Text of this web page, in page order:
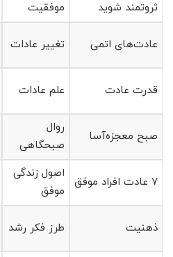
ثروتمند شوید
موفقیت
عادت‌های اتمی تغییر عادات
قدرت عادت علم عادات
صبح معجزه‌آسا
روال
صبحگاهی
7 عادت افراد موفق
اصول زندگی
موفق
ذهنیت طرز فکر رشد